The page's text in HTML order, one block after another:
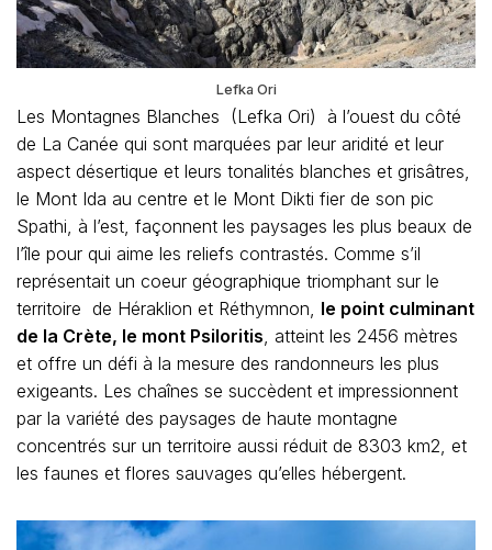
Lefka Ori
Les Montagnes Blanches (Lefka Ori) à l’ouest du côté
de La Canée qui sont marquées par leur aridité et leur
aspect désertique et leurs tonalités blanches et grisâtres,
le Mont Ida au centre et le Mont Dikti fier de son pic
Spathi, à l’est, façonnent les paysages les plus beaux de
l’île pour qui aime les reliefs contrastés. Comme s’il
représentait un coeur géographique triomphant sur le
territoire de Héraklion et Réthymnon, le point culminant
de la Crète, le mont Psiloritis , atteint les 2456 mètres
et offre un défi à la mesure des randonneurs les plus
exigeants. Les chaînes se succèdent et impressionnent
par la variété des paysages de haute montagne
concentrés sur un territoire aussi réduit de 8303 km2, et
les faunes et flores sauvages qu’elles hébergent.